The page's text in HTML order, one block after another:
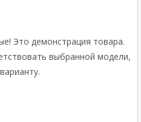
Это демонстрация товара.
выбранной модели,